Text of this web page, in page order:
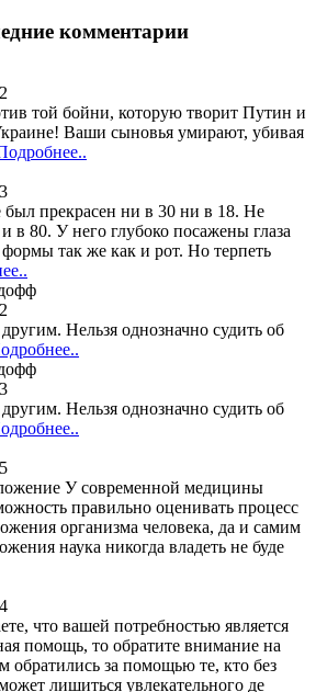
комментарии
той бойни, которую творит Путин и
Ваши сыновья умирают, убивая
прекрасен ни в 30 ни в 18. Не
и в 80. У него глубоко посажены глаза
так же как и рот. Но терпеть
Нельзя однозначно судить об
Нельзя однозначно судить об
У современной медицины
правильно оценивать процесс
организма человека, да и самим
наука никогда владеть не буде
что вашей потребностью является
помощь, то обратите внимание на
обратились за помощью те, кто без
лишиться увлекательного де